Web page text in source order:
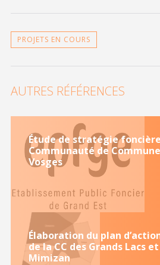
PROJETS EN COURS
AUTRES RÉFÉRENCES
Étude de stratégie
Communauté de
Vosges
Élaboration du plan
de la CC des Grands Lacs
Mimizan